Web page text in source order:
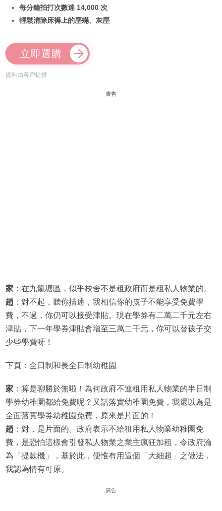
每分鐘拍打次數達 14,000 次
輕鬆清除床褥上的塵蟎、灰塵
立即選購
資料由客戶提供
廣告
家：在九龍塘區，似乎校舍不是租政府而是租私人物業的。
趙 ：對不起，聽你描述，我相信你的孩子不能享受免費學
費，不過，你仍可以接受津貼。現在學券有二萬二千元左右
津貼，下一年學券津貼會增至三萬二千元，你可以替孩子交
少些學費呀！
下頁：全日制和長全日制幼稚園
家：算是聊勝於無啦！為何政府不連租用私人物業的半日制
學券幼稚園都給免費呢？又話落實幼稚園免費，我還以為是
全面落實學券幼稚園免費，原來是片面的！
趙 ：對，是片面的。政府表示不給租用私人物業幼稚園免
費，是恐怕這樣會引發私人物業之業主瘋狂加租，令政府淪
為「提款機」，基於此，便惟有用這個「大細超」之做法，
我認為情有可原。
廣告